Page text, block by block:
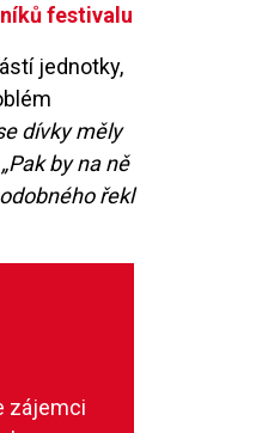
festivalu
jednotky,
dívky měly
„Pak by na ně
řekl
zájemci